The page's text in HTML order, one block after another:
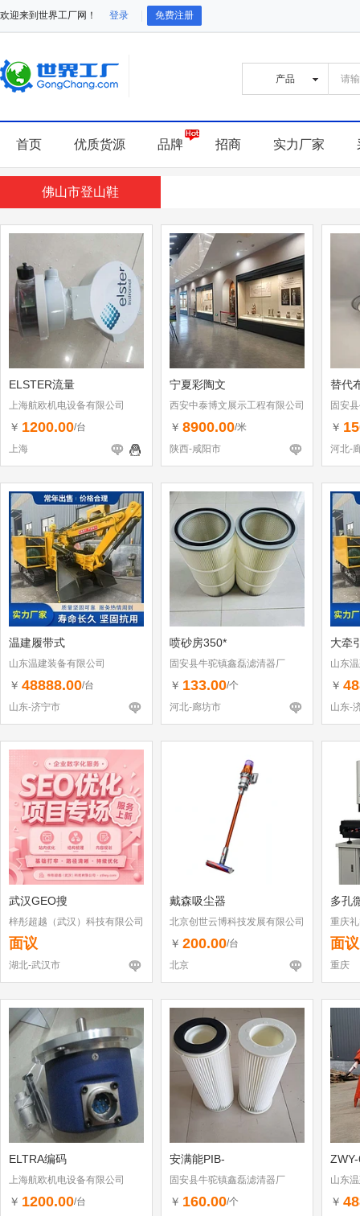
欢迎来到世界工厂网！ 登录 免费注册
首页 优质货源 品牌 招商 实力厂家
佛山市登山鞋
ELSTER流量
上海航欧机电设备有限公司
￥ 1200.00/台
上海
宁夏彩陶文
西安中泰博文展示工程有限公司
￥ 8900.00/米
陕西-咸阳市
替代
固安
￥
河北-
温建履带式
山东温建装备有限公司
￥ 48888.00/台
山东-济宁市
喷砂房350*
固安县牛驼镇鑫磊滤清器厂
￥ 133.00/个
河北-廊坊市
大牵
山东
￥
山东-
武汉GEO搜
梓彤超越（武汉）科技有限公司
面议
湖北-武汉市
戴森吸尘器
北京创世云博科技发展有限公司
￥ 200.00/台
北京
多孔
重庆
面议
重庆
ELTRA编码
上海航欧机电设备有限公司
￥ 1200.00/台
安满能PIB-
固安县牛驼镇鑫磊滤清器厂
￥ 160.00/个
山东
￥